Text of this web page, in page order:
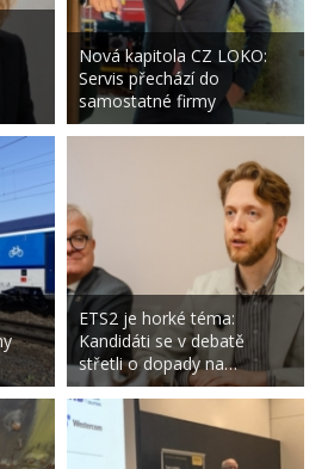
Nová kapitola CZ LOKO:
Servis přechází do
samostatné firmy
ETS2 je horké téma:
Kandidáti se v debatě
střetli o dopady na…